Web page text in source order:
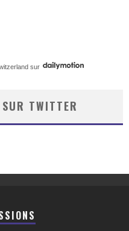
sur
TWITTER